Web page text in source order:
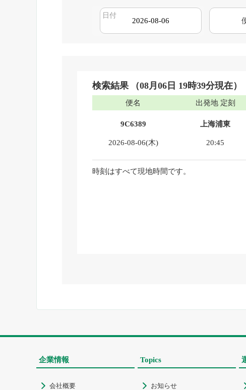
日付
検索結果 （08月06日 19時39分現在）
便名 出発地 定刻
9C6389
2026-08-06(木)
上海浦東
20:45
時刻はすべて現地時間です。
企業情報
 会社概要
Topics
 お知らせ